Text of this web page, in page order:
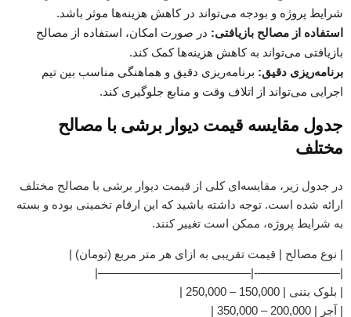
شرایط پروژه و بودجه می‌تواند در کاهش هزینه‌ها موثر باشد.
استفاده از مصالح بازیافتی: در صورت امکان، استفاده از مصالح
بازیافتی می‌تواند به کاهش هزینه‌ها کمک کند.
برنامه‌ریزی دقیق: برنامه‌ریزی دقیق و هماهنگی مناسب بین تیم
اجرایی می‌تواند از اتلاف وقت و منابع جلوگیری کند.
جدول مقایسه قیمت دیوار برشی با مصالح
مختلف
در جدول زیر، مقایسه‌ای کلی از قیمت دیوار برشی با مصالح مختلف
ارائه شده است. توجه داشته باشید که این ارقام تخمینی بوده و بسته
به شرایط پروژه، ممکن است تغییر کنند.
| نوع مصالح | قیمت تقریبی به ازای هر متر مربع (تومان) |
|———————-|—————————————|
| بلوک بتنی | 150,000 – 250,000 |
| آجر | 200,000 – 350,000 |